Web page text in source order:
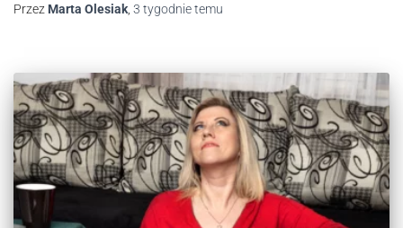
Przez Marta Olesiak 3 tygodnietemu